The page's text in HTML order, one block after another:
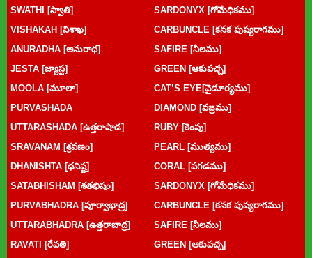
SWATHI [స్వాతి]
SARDONYX [గోమేధికము]
VISHAKAH [విశాఖ]
CARBUNCLE [కనక పుష్యరాగము]
ANURADHA [అనురాధ]
SAFIRE [నీలము]
JESTA [జ్యాస్ట]
GREEN [ఆకుపచ్చ]
MOOLA [మూలా]
CAT’S EYE[వైడూర్యము]
PURVASHADA
DIAMOND [వజ్రము]
UTTARASHADA [ఉత్తరాషాడ]
RUBY [కెంపు]
SRAVANAM [శ్రవణం]
PEARL [ముత్యము]
DHANISHTA [ధనిష్ట]
CORAL [పగడము]
SATABHISHAM [శతభిషం]
SARDONYX [గోమేధికము]
PURVABHADRA [పూర్వాభాద్ర]
CARBUNCLE [కనక పుష్యరాగము]
UTTARABHADRA [ఉత్తరాబాద్ర]
SAFIRE [నీలము]
RAVATI [రేవతి]
GREEN [ఆకుపచ్చ]